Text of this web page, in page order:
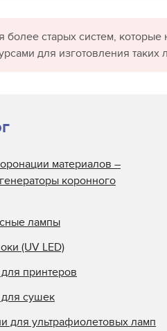
старых систем, которые
для изготовления таких
материалов –
коронного
лампы
(UV LED)
принтеров
сушек
для ультрафиолетовых ламп